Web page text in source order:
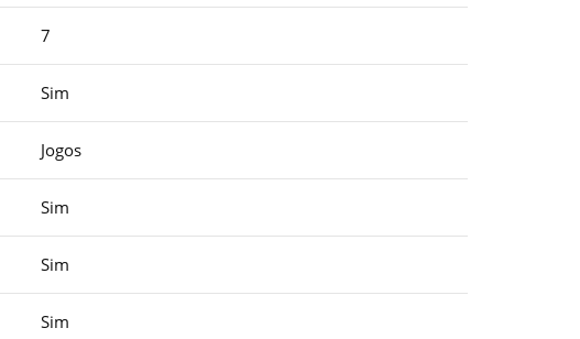
7
Sim
Jogos
Sim
Sim
Sim